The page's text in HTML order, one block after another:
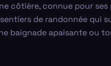
côtière, connue pour
de randonnée
baignade apaisante ou